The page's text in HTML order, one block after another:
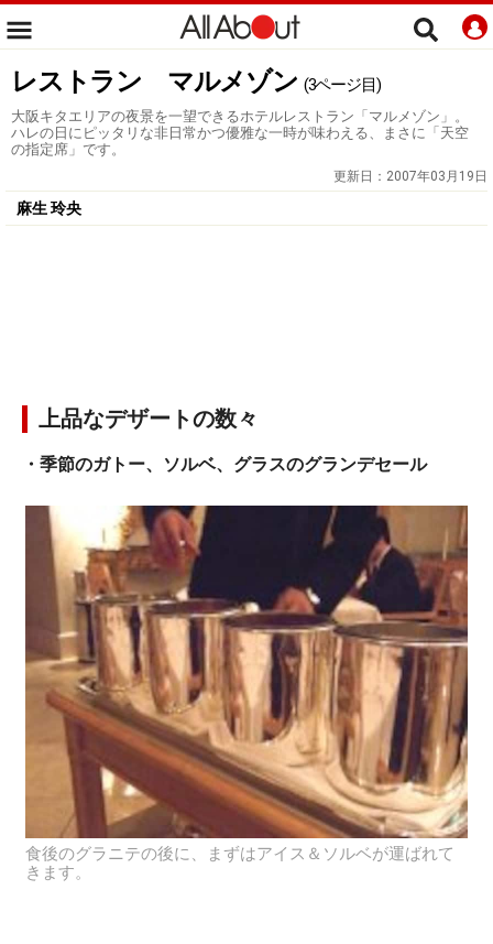
レストラン マルメゾン (3ページ目)
大阪キタエリアの夜景を一望できるホテルレストラン「マルメゾン」。
ハレの日にピッタリな非日常かつ優雅な一時が味わえる、まさに「天空
の指定席」です。
更新日： 2007年03月19日
麻生 玲央
上品なデザートの数々
・季節のガトー、ソルベ、グラスのグランデセール
食後のグラニテの後に、まずはアイス＆ソルベが運ばれて
きます。